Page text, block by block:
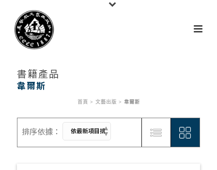
書籍產品
首頁 > 文藝出版 > 韋爾斯
韋爾斯